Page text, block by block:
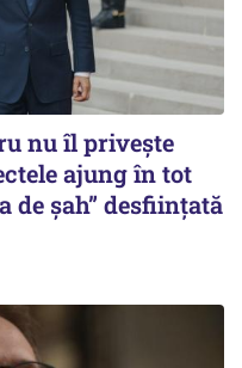
nu îl privește
ajung în tot
șah” desființată